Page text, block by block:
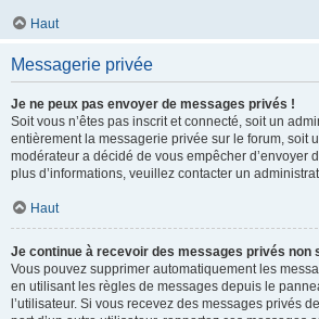
Haut
Messagerie privée
Je ne peux pas envoyer de messages privés !
Soit vous n’êtes pas inscrit et connecté, soit un
entièrement la messagerie privée sur le forum, soit
modérateur a décidé de vous empêcher d’envoyer
plus d’informations, veuillez contacter un
Haut
Je continue à recevoir des messages privés non
Vous pouvez supprimer automatiquement les
en utilisant les règles de messages depuis le
l’utilisateur. Si vous recevez des messages privés